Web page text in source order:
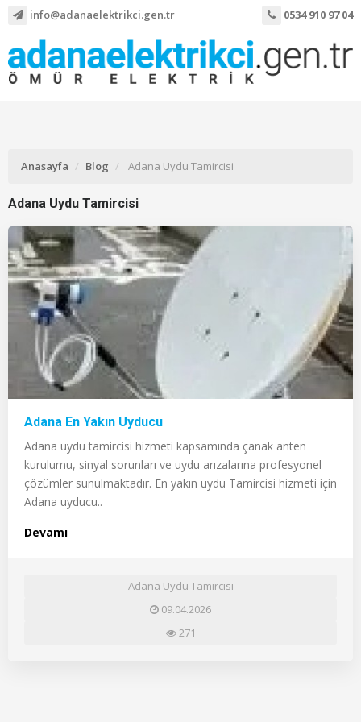
info@adanaelektrikci.gen.tr 0534 910 97 04
Anasayfa Blog Adana Uydu Tamircisi
Adana Uydu Tamircisi
Adana En Yakın Uyducu
Adana uydu tamircisi hizmeti kapsamında çanak anten
kurulumu, sinyal sorunları ve uydu arızalarına profesyonel
çözümler sunulmaktadır. En yakın uydu Tamircisi hizmeti için
Adana uyducu..
Devamı
Adana Uydu Tamircisi
09.04.2026
271